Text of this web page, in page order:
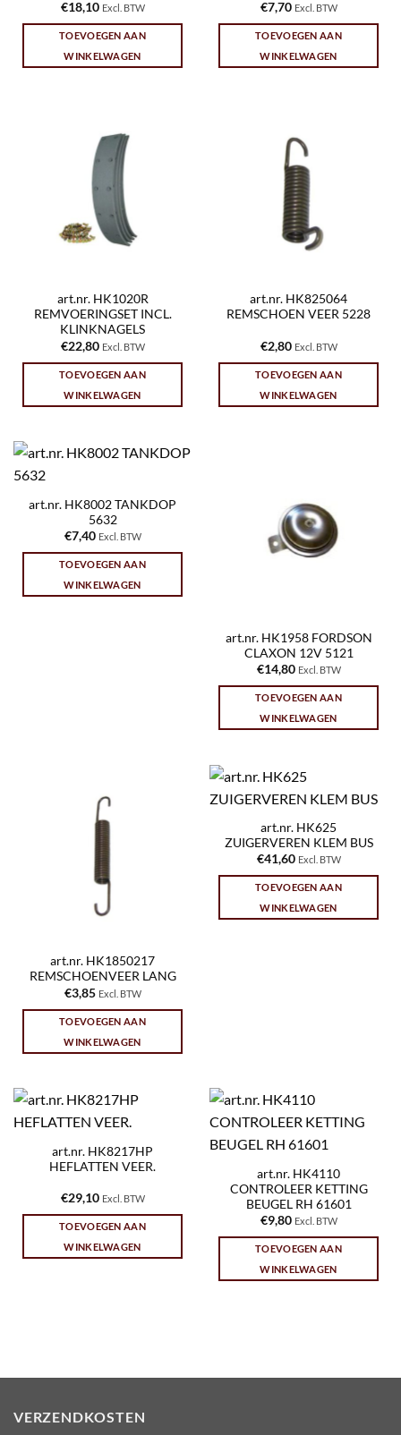
€18,10 Excl. BTW
TOEVOEGEN AAN
WINKELWAGEN
€7,70 Excl. BTW
TOEVOEGEN AAN
WINKELWAGEN
art.nr. HK1020R
REMVOERINGSET INCL.
KLINKNAGELS
€22,80 Excl. BTW
TOEVOEGEN AAN
WINKELWAGEN
art.nr. HK825064
REMSCHOEN VEER 5228
€2,80 Excl. BTW
TOEVOEGEN AAN
WINKELWAGEN
art.nr. HK8002 TANKDOP
5632
€7,40 Excl. BTW
TOEVOEGEN AAN
WINKELWAGEN
art.nr. HK1958 FORDSON
CLAXON 12V 5121
€14,80 Excl. BTW
TOEVOEGEN AAN
WINKELWAGEN
art.nr. HK1850217
REMSCHOENVEER LANG
€3,85 Excl. BTW
TOEVOEGEN AAN
WINKELWAGEN
art.nr. HK625
ZUIGERVEREN KLEM BUS
€41,60 Excl. BTW
TOEVOEGEN AAN
WINKELWAGEN
art.nr. HK8217HP
HEFLATTEN VEER.
€29,10 Excl. BTW
TOEVOEGEN AAN
WINKELWAGEN
art.nr. HK4110
CONTROLEER KETTING
BEUGEL RH 61601
€9,80 Excl. BTW
TOEVOEGEN AAN
WINKELWAGEN
VERZENDKOSTEN